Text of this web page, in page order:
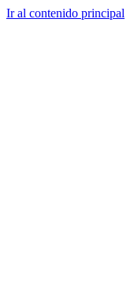
Ir al contenido principal